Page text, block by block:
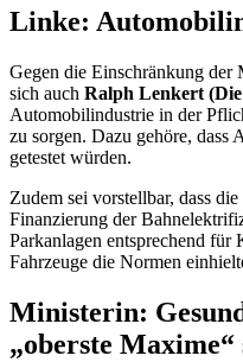
Linke:
Gegen die Einschränkung der
sich auch Ralph Lenkert
Automobilindustrie in der
zu sorgen. Dazu gehöre, dass
getestet würden.
Zudem sei vorstellbar, dass
Finanzierung der
Parkanlagen entsprechend für
Fahrzeuge die Normen
Ministerin:
„oberste Maxime“